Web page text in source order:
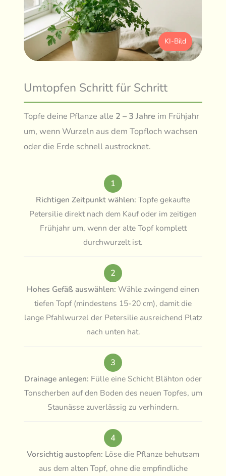
KI-Bild
Umtopfen Schritt für Schritt
Topfe deine Pflanze alle 2 – 3 Jahre im Frühjahr
um, wenn Wurzeln aus dem Topfloch wachsen
oder die Erde schnell austrocknet.
1
Richtigen Zeitpunkt wählen: Topfe gekaufte
Petersilie direkt nach dem Kauf oder im zeitigen
Frühjahr um, wenn der alte Topf komplett
durchwurzelt ist.
2
Hohes Gefäß auswählen: Wähle zwingend einen
tiefen Topf (mindestens 15-20 cm), damit die
lange Pfahlwurzel der Petersilie ausreichend Platz
nach unten hat.
3
Drainage anlegen: Fülle eine Schicht Blähton oder
Tonscherben auf den Boden des neuen Topfes, um
Staunässe zuverlässig zu verhindern.
4
Vorsichtig austopfen: Löse die Pflanze behutsam
aus dem alten Topf, ohne die empfindliche